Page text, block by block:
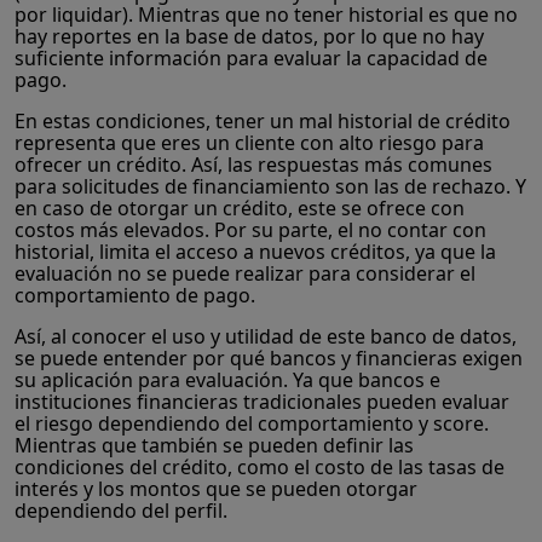
por liquidar). Mientras que no tener historial es que no
hay reportes en la base de datos, por lo que no hay
suficiente información para evaluar la capacidad de
pago.
En estas condiciones, tener un mal historial de crédito
representa que eres un cliente con alto riesgo para
ofrecer un crédito. Así, las respuestas más comunes
para solicitudes de financiamiento son las de rechazo. Y
en caso de otorgar un crédito, este se ofrece con
costos más elevados. Por su parte, el no contar con
historial, limita el acceso a nuevos créditos, ya que la
evaluación no se puede realizar para considerar el
comportamiento de pago.
Así, al conocer el uso y utilidad de este banco de datos,
se puede entender por qué bancos y financieras exigen
su aplicación para evaluación. Ya que bancos e
instituciones financieras tradicionales pueden evaluar
el riesgo dependiendo del comportamiento y score.
Mientras que también se pueden definir las
condiciones del crédito, como el costo de las tasas de
interés y los montos que se pueden otorgar
dependiendo del perfil.